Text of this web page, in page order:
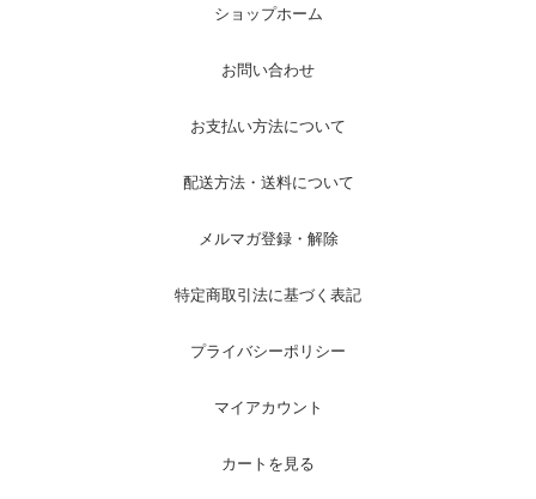
ショップホーム
お問い合わせ
お支払い方法について
配送方法・送料について
メルマガ登録・解除
特定商取引法に基づく表記
プライバシーポリシー
マイアカウント
カートを見る